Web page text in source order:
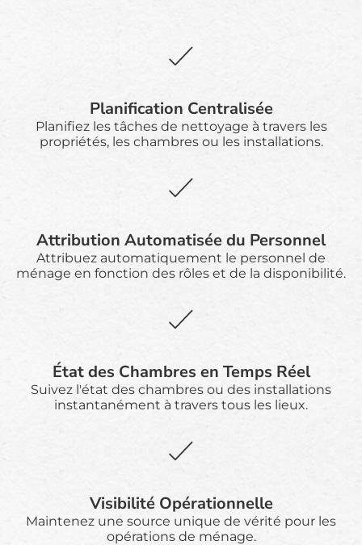
Planification Centralisée
Planifiez les tâches de nettoyage à travers les
propriétés, les chambres ou les installations.
Attribution Automatisée du Personnel
Attribuez automatiquement le personnel de
ménage en fonction des rôles et de la disponibilité.
État des Chambres en Temps Réel
Suivez l'état des chambres ou des installations
instantanément à travers tous les lieux.
Visibilité Opérationnelle
Maintenez une source unique de vérité pour les
opérations de ménage.